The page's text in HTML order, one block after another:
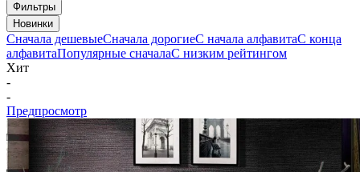
Фильтры
Новинки
Сначала дешевыеСначала дорогиеС начала алфавитаС конца
алфавитаПопулярные сначалаС низким рейтингом
Хит
-
-
Предпросмотр